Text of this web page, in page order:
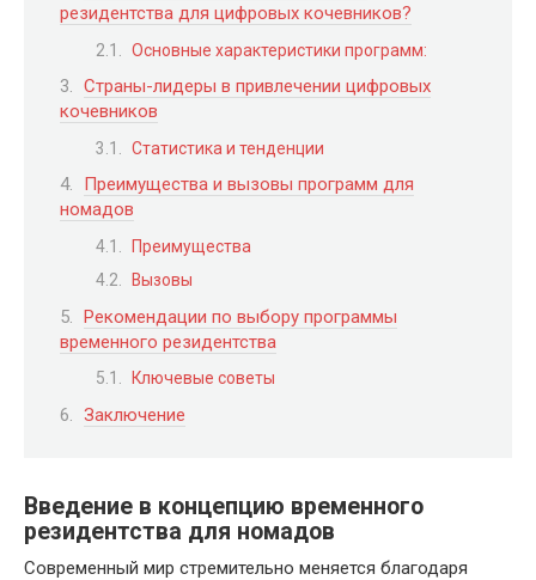
резидентства для цифровых кочевников?
Основные характеристики программ:
Страны-лидеры в привлечении цифровых
кочевников
Статистика и тенденции
Преимущества и вызовы программ для
номадов
Преимущества
Вызовы
Рекомендации по выбору программы
временного резидентства
Ключевые советы
Заключение
Введение в концепцию временного
резидентства для номадов
Современный мир стремительно меняется благодаря